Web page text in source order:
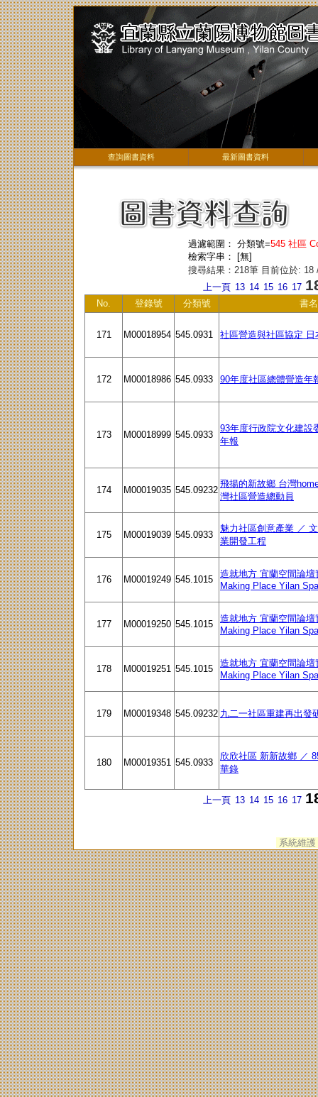
查詢圖書資料 最新圖書資料
過濾範圍： 分類號=545 社區
檢索字串： [無]
搜尋結果：218筆 目前位於:
上一頁 13 14 15 16 17
No. 登錄號 分類號 書名
171 M00018954 545.0931 社區營造與社區協定 日
172 M00018986 545.0933 90年度社區總體營造年
173 M00018999 545.0933
93年度行政院文化建設
年報
174 M00019035 545.09232
飛揚的新故鄉 台灣
灣社區營造總動員
175 M00019039 545.0933
魅力社區創意產業 ／
業開發工程
176 M00019249 545.1015
造就地方 宜蘭空間論壇
Making Place Yilan
177 M00019250 545.1015
造就地方 宜蘭空間論壇
Making Place Yilan
178 M00019251 545.1015
造就地方 宜蘭空間論壇
Making Place Yilan
179 M00019348 545.09232 九二一社區重建再出發
180 M00019351 545.0933
欣欣社區 新新故鄉 ／
華錄
上一頁 13 14 15 16 17
系統維護